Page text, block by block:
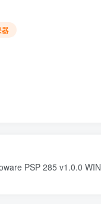
器
PSP 285 v1.0.0 WIN